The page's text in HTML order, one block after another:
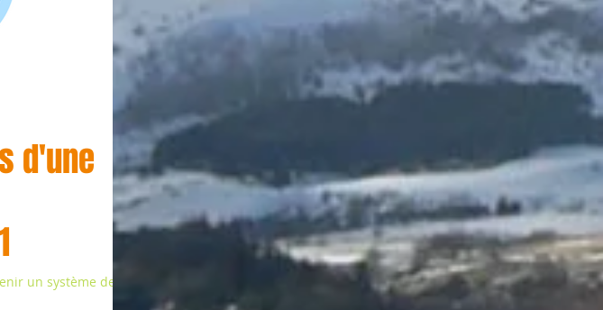
d'une
un système de